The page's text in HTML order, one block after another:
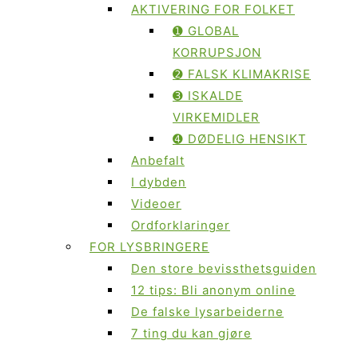
AKTIVERING FOR FOLKET
➊ GLOBAL
KORRUPSJON
➋ FALSK KLIMAKRISE
➌ ISKALDE
VIRKEMIDLER
➍ DØDELIG HENSIKT
Anbefalt
I dybden
Videoer
Ordforklaringer
FOR LYSBRINGERE
Den store bevissthetsguiden
12 tips: Bli anonym online
De falske lysarbeiderne
7 ting du kan gjøre